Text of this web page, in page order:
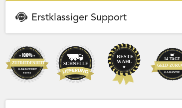
Sleeves Team Bags
Erstklassiger Support